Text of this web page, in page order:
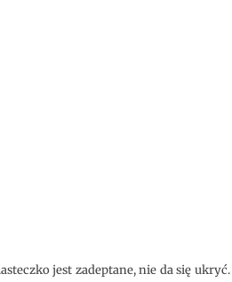
jest zadeptane, nie da się ukryć.